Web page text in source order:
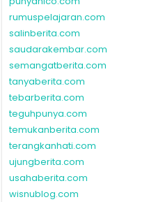
rumuspelajaran.com
salinberita.com
saudarakembar.com
semangatberita.com
tanyaberita.com
tebarberita.com
teguhpunya.com
temukanberita.com
terangkanhati.com
ujungberita.com
usahaberita.com
wisnublog.com